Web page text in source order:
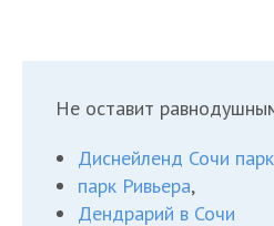
Не оставит
Диснейленд Сочи парк
парк Ривьера,
Дендрарий в Сочи